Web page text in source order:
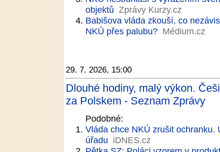
objektů Zprávy Kurzy.cz
Babišova vláda zkouší, co
NKÚ přes palubu? Médium.cz
29. 7. 2026, 15:00
Dlouhé hodiny, malý výkon.
za Polskem - Seznam Zprávy
Podobné:
Vláda chce NKÚ zrušit ochranku.
úřadu iDNES.cz